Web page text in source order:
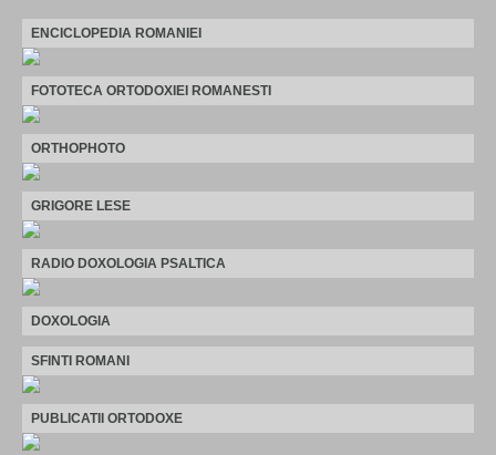
ENCICLOPEDIA ROMANIEI
FOTOTECA ORTODOXIEI ROMANESTI
ORTHOPHOTO
GRIGORE LESE
RADIO DOXOLOGIA PSALTICA
DOXOLOGIA
SFINTI ROMANI
PUBLICATII ORTODOXE